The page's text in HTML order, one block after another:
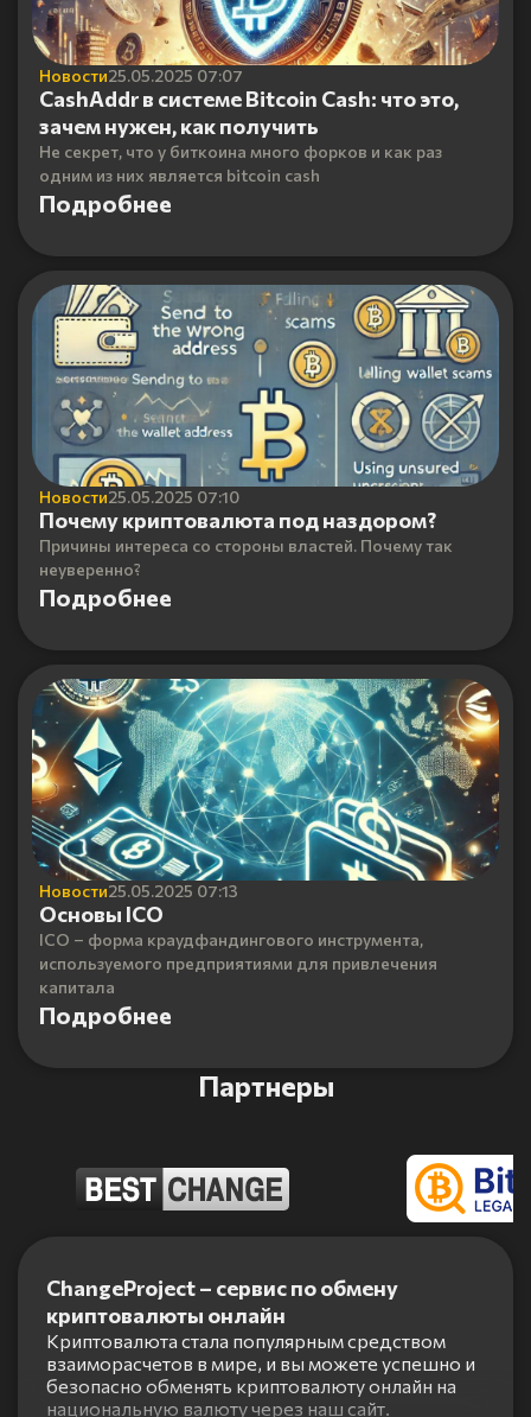
Новости25.05.2025 07:07
CashAddr в системе Bitcoin Cash: что это,
зачем нужен, как получить
Не секрет, что у биткоина много форков и как раз
одним из них является bitcoin cash
Подробнее
Новости25.05.2025 07:10
Почему криптовалюта под наздором?
Причины интереса со стороны властей. Почему так
неуверенно?
Подробнее
Новости25.05.2025 07:13
Основы ICO
ICO – форма краудфандингового инструмента,
используемого предприятиями для привлечения
капитала
Подробнее
Партнеры
ChangeProject – сервис по обмену
криптовалюты онлайн
Криптовалюта стала популярным средством
взаиморасчетов в мире, и вы можете успешно и
безопасно обменять криптовалюту онлайн на
национальную валюту через наш сайт.